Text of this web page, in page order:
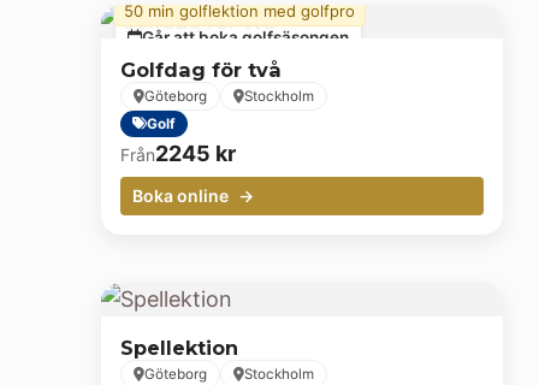
Går att boka golfsäsongen
50 min golflektion med golfpro
Golfdag för två
Göteborg
Stockholm
Golf
Från2245 kr
Boka online
Spellektion
Göteborg
Stockholm